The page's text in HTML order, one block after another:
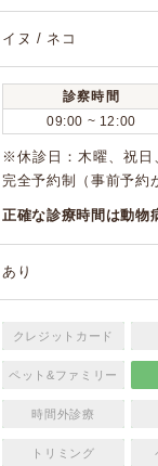
イヌ / ネコ
診察時間
09:00 ~ 12:00
※休診日：木曜、祝
完全予約制（事前予約
正確な診療時間は動物
あり
クレジットカード
ペット&ファミリー
時間外診療
トリミング